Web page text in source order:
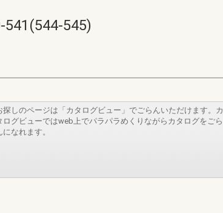
545)
探しのページは「カタログビュー」でごらんいただけます。カ
ログビューではweb上でパラパラめくりながらカタログをごら
になれます。